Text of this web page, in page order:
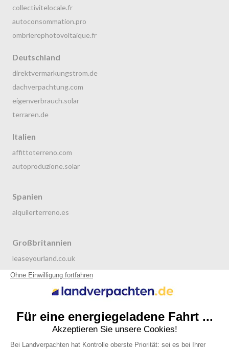
collectivitelocale.fr
autoconsommation.pro
ombrierephotovoltaique.fr
Deutschland
direktvermarkungstrom.de
dachverpachtung.com
eigenverbrauch.solar
terraren.de
Italien
affittoterreno.com
autoproduzione.solar
Spanien
alquilerterreno.es
Großbritannien
leaseyourland.co.uk
terraren.com
grondverpachten.nl